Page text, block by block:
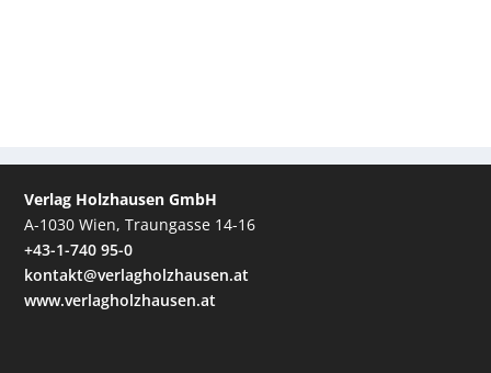
Verlag Holzhausen GmbH
A-1030 Wien, Traungasse 14-16
+43-1-740 95-0
kontakt@verlagholzhausen.at
www.verlagholzhausen.at